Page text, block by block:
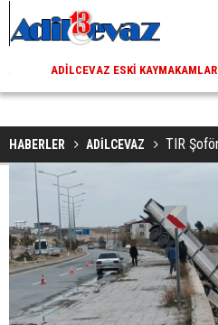
ADILCEVAZ ESKI
HABERLER ADİLCEVAZ TIR